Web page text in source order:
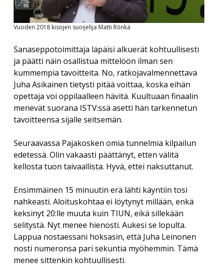
Vuosikokous 2017
Helsingin kirjamessut
Sanasepot koulun penkillä
Paikalliskerhovetäjien tapaaminen 2018
Paikalliskerhovetäjien tapaaminen 2017
Paikalliskerhovetäjien tapaaminen 2013
Veikko Sonninen: Vaakasuoraan: Copyright (13 kirjainta)
Jussi Kokkonen: Satu leivättömän pöydän äärestä
Veikko Nurmi: Epäitsenäiset “sanat”
menu
RIITTA ASIKAINEN 1955-2013
ERKKI A. JAUHIAINEN 1946-2018
HANNES TIIRA 1955-2019
PAAVO IISAKKI LUKKAROINEN 1930-2019
TUULI RAUVOLA 1949-2023
Yhdistyksen säännöt
Tietosuojaseloste
Vuoden 2018 kisojen suoijelija Matti Rönkä
Sanaseppotoimittaja läpäisi alkuerät kohtuullisesti
ja päätti näin osallistua mittelöön ilman sen
kummempia tavoitteita. No, ratkojavalmennettava
Juha Asikainen tietysti pitää voittaa, koska eihän
opettaja voi oppilaalleen hävitä. Kuultuaan finaalin
menevät suorana ISTV:ssä asetti hän tarkennetun
tavoitteensa sijalle seitsemän.
Seuraavassa Pajakosken omia tunnelmia kilpailun
edetessä. Olin vakaasti päättänyt, etten välitä
kellosta tuon taivaallista. Hyvä, ettei naksuttanut.
Ensimmäinen 15 minuutin erä lähti käyntiin tosi
nahkeasti. Aloituskohtaa ei löytynyt millään, enkä
keksinyt 20:lle muuta kuin TIUN, eikä sillekään
selitystä. Nyt menee hienosti. Aukesi se lopulta.
Lappua nostaessani hoksasin, että Juha Leinonen
nosti numeronsa pari sekuntia myöhemmin. Tämä
menee sittenkin kohtuullisesti.